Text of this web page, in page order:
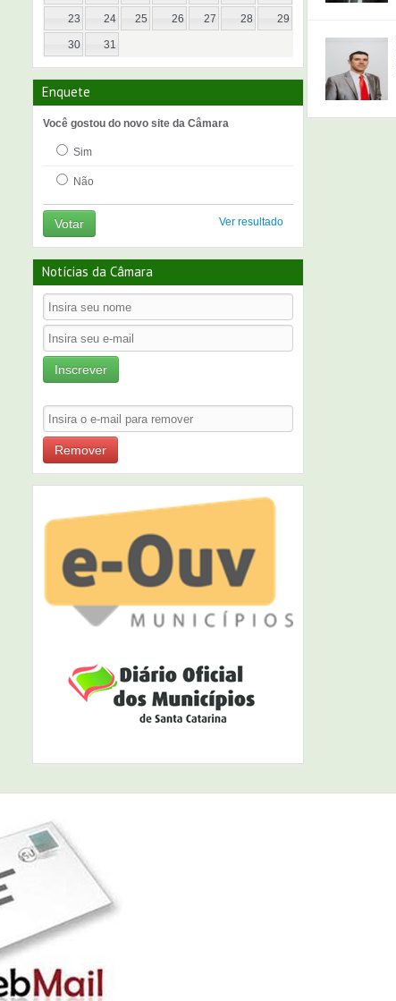
23 24 25 26 27 28 29
30 31
Enquete
Você gostou do novo site da Câmara
Sim
Não
Votar Ver resultado
Notícias da Câmara
Inscrever
Remover